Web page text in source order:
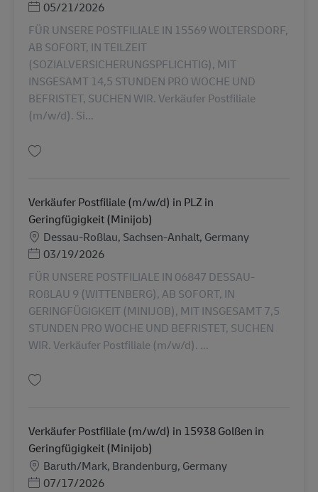
Posted Date
05/21/2026
FÜR UNSERE POSTFILIALE IN 15569 WOLTERSDORF,
AB SOFORT, IN TEILZEIT
(SOZIALVERSICHERUNGSPFLICHTIG), MIT
INSGESAMT 14,5 STUNDEN PRO WOCHE UND
BEFRISTET, SUCHEN WIR. Verkäufer Postfiliale
(m/w/d). Si...
Verkäufer Postfiliale (m/w/d) in PLZ in
Geringfügigkeit (Minijob)
MiestoDessau-Roßlau, Sachsen-Anhalt, Germany
Posted Date
03/19/2026
FÜR UNSERE POSTFILIALE IN 06847 DESSAU-
ROßLAU 9 (WITTENBERG), AB SOFORT, IN
GERINGFÜGIGKEIT (MINIJOB), MIT INSGESAMT 7,5
STUNDEN PRO WOCHE UND BEFRISTET, SUCHEN
WIR. Verkäufer Postfiliale (m/w/d). ...
Verkäufer Postfiliale (m/w/d) in 15938 Golßen in
Geringfügigkeit (Minijob)
MiestoBaruth/Mark, Brandenburg, Germany
Posted Date
07/17/2026